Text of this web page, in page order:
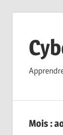
content
Mois :